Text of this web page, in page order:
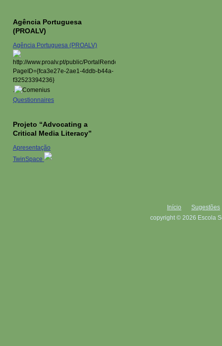
Agência Portuguesa
(PROALV)
Agência Portuguesa (PROALV)
.
Questionnaires
Projeto “Advocating a
Critical Media Literacy”
Apresentação
TwinSpace
Início
Sugestões
copyright © 2026 Escola